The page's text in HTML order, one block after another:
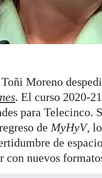
Moreno
. El curso 2020-
para Telecinco.
de MyHyV,
de
con nuevos